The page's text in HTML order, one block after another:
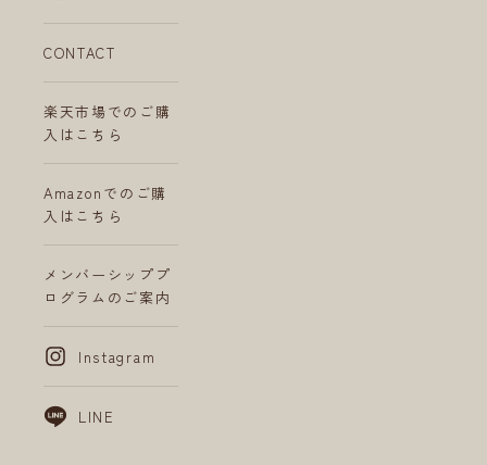
CONTACT
楽天市場でのご購
入はこちら
Amazonでのご購
入はこちら
メンバーシッププ
ログラムのご案内
Instagram
LINE